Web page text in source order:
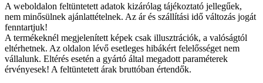
A weboldalon feltüntetett adatok kizárólag tájékoztató jellegűek,
nem minősülnek ajánlattételnek. Az ár és szállítási idő változás jogát
fenntartjuk!
A termékeknél megjelenített képek csak illusztrációk, a valóságtól
eltérhetnek. Az oldalon lévő esetleges hibákért felelősséget nem
vállalunk. Eltérés esetén a gyártó által megadott paraméterek
érvényesek! A feltüntetett árak bruttóban értendők.